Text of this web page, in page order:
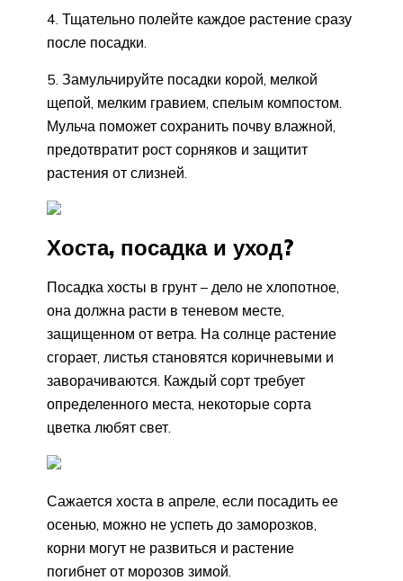
4. Тщательно полейте каждое растение сразу
после посадки.
5. Замульчируйте посадки корой, мелкой
щепой, мелким гравием, спелым компостом.
Мульча поможет сохранить почву влажной,
предотвратит рост сорняков и защитит
растения от слизней.
Хоста, посадка и уход?
Посадка хосты в грунт – дело не хлопотное,
она должна расти в теневом месте,
защищенном от ветра. На солнце растение
сгорает, листья становятся коричневыми и
заворачиваются. Каждый сорт требует
определенного места, некоторые сорта
цветка любят свет.
Сажается хоста в апреле, если посадить ее
осенью, можно не успеть до заморозков,
корни могут не развиться и растение
погибнет от морозов зимой.